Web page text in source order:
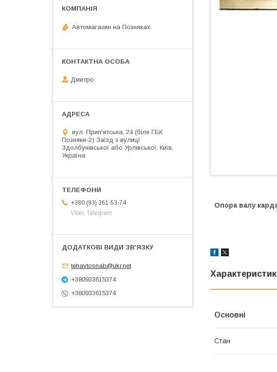
Опора валу
Основні
Стан
Автомагазин на Позняках
Дмитро
вул. Прип'ятська, 24 (біля ГБК
Позняки-2) Заїзд з вулиці
Здолбунівської або Урлівської, Київ,
Україна
+380 (93) 361-53-74
Viber, Telegram
tehavtosnab@ukr.net
+380933615374
+380933615374